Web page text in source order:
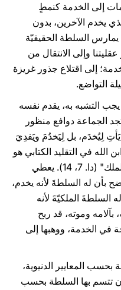
الكلمات إلى الخدمة كنمطٍ
يخدم الآخرين، بدون
السلطة الحقيقيّة
وإلى الانتقال من
إلى اقتلاع جذور غريزة
التواضع.
التشبه به، يقدم نفسه
الجماعة دوافع منظور
يَأتِ لِيُخدَم، بل لِيَخدُمَ ويَفدِيَ
النَّاس" (آية 45). إن ابن الله في التقليد الكتابي هو
الذي ينال من الله "القوّة والمجد والملك" (دا. 7، 14). يعطي
بأن له السلطةَ لأنه يخدم،
السلطةَ الملكيّةَ لأنه
بآلامه وموته، قد ربح
في الخدمة، ووهبها إلى
المعايير الدنيوية،
تتسم بها السلطة بحسب